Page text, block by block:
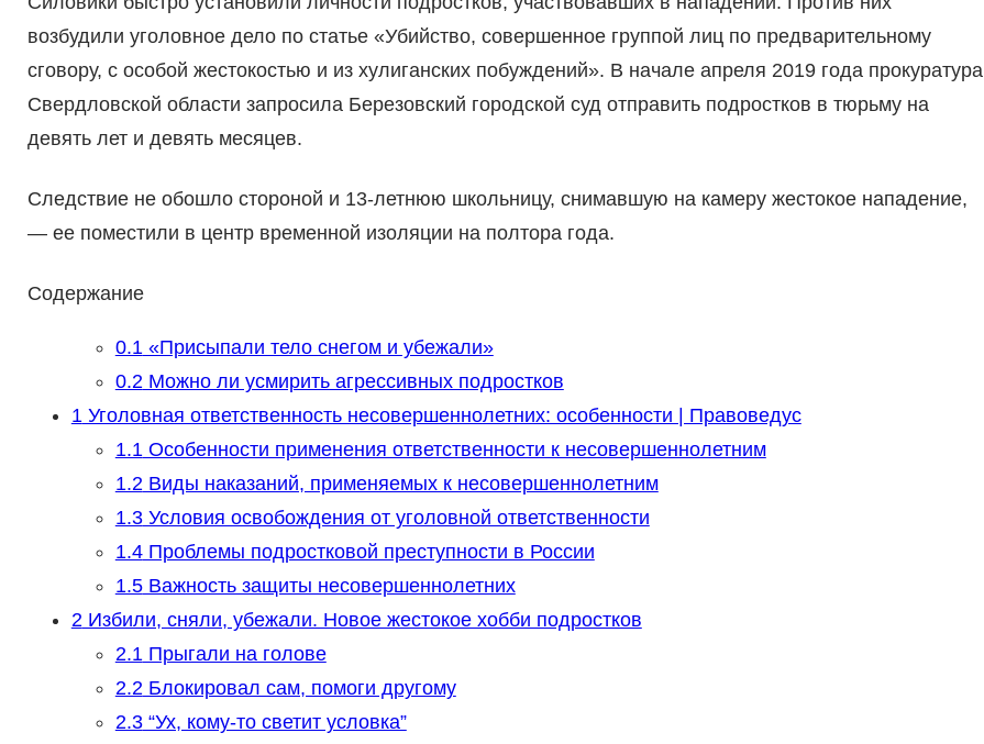
возбудили уголовное дело по статье «Убийство, совершенное группой лиц по предварительному
сговору, с особой жестокостью и из хулиганских побуждений». В начале апреля 2019 года прокуратура
Свердловской области запросила Березовский городской суд отправить подростков в тюрьму на
девять лет и девять месяцев.
Следствие не обошло стороной и 13-летнюю школьницу, снимавшую на камеру жестокое нападение,
— ее поместили в центр временной изоляции на полтора года.
Содержание
0.1«Присыпали тело снегом и убежали»
0.2Можно ли усмирить агрессивных подростков
1Уголовная ответственность несовершеннолетних: особенности | Правоведус
1.1Особенности применения ответственности к несовершеннолетним
1.2Виды наказаний, применяемых к несовершеннолетним
1.3Условия освобождения от уголовной ответственности
1.4Проблемы подростковой преступности в России
1.5Важность защиты несовершеннолетних
2Избили, сняли, убежали. Новое жестокое хобби подростков
2.1Прыгали на голове
2.2Блокировал сам, помоги другому
2.3“Ух, кому-то светит условка”